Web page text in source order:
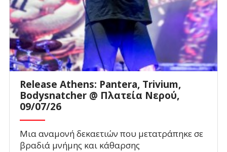
Release Athens: Pantera, Trivium,
Bodysnatcher @ Πλατεία Νερού,
09/07/26
Μια αναμονή δεκαετιών που μετατράπηκε σε
βραδιά μνήμης και κάθαρσης